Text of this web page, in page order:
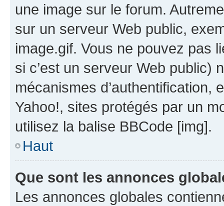
une image sur le forum.
sur un serveur Web public,
image.gif. Vous ne pouvez pas
si c’est un serveur Web public)
mécanismes d’authentification,
Yahoo!, sites protégés par un
utilisez la balise BBCode [img].
Haut
Que sont les annonces
Les annonces globales